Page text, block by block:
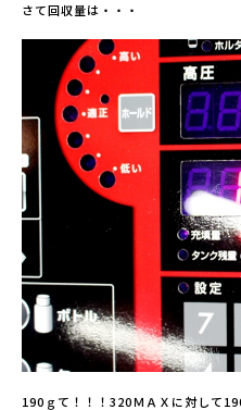
さて回収量は・・・
190ｇて！！！320ＭＡＸに対して